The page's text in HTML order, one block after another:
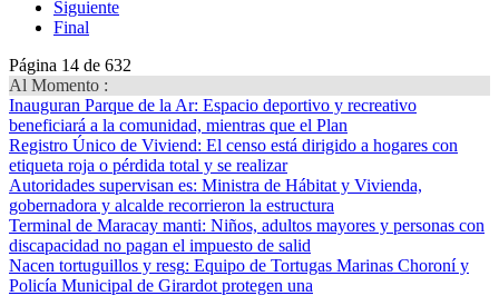
Siguiente
Final
Página 14 de 632
Al Momento :
Inauguran Parque de la Ar: Espacio deportivo y recreativo
beneficiará a la comunidad, mientras que el Plan
Registro Único de Viviend: El censo está dirigido a hogares con
etiqueta roja o pérdida total y se realizar
Autoridades supervisan es: Ministra de Hábitat y Vivienda,
gobernadora y alcalde recorrieron la estructura
Terminal de Maracay manti: Niños, adultos mayores y personas con
discapacidad no pagan el impuesto de salid
Nacen tortuguillos y resg: Equipo de Tortugas Marinas Choroní y
Policía Municipal de Girardot protegen una